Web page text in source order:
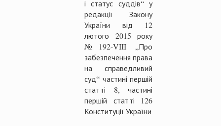
і статус суддів“ у
редакції Закону
України від 12
лютого 2015 року
№ 192-VIII „Про
забезпечення права
на справедливий
суд“ частині першій
статті 8, частині
першій статті 126
Конституції України